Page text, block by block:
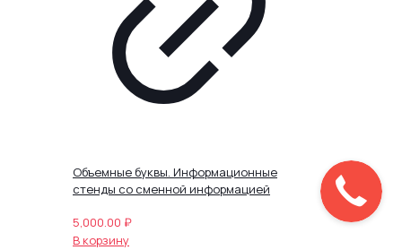
Объемные буквы. Информационные
стенды со сменной информацией
5,000.00 ₽
В корзину